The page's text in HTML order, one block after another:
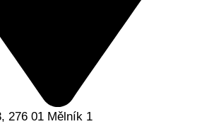
276 01 Mělník 1